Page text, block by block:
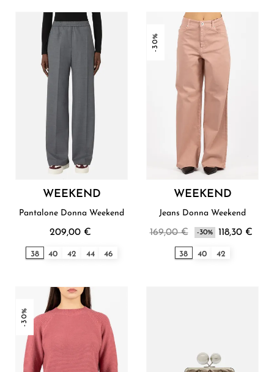
WEEKEND
Pantalone Donna Weekend
209,00 €
38 40 42 44 46
-30%
WEEKEND
Jeans Donna Weekend
169,00 € -30% 118,30 €
38 40 42
-30%